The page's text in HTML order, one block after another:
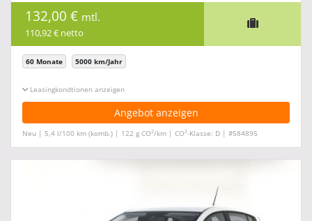
132,00 € mtl.
110,92 € netto
60 Monate 5000 km/Jahr
Leasingkonditionen ein-/ausblenden
Angebot anzeigen
Neu | 5,4 l/100 km (komb.) | 122 g CO2/km | CO2-Klasse: D | #584895